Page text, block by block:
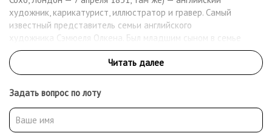
художник, карикатурист, иллюстратор и гравер. Самый
известный представитель семьи английского
художника Сэмюеля Олкена. Был младшим сыном в семье
Олкена. Два его старших брата — Джордж и Сэмюель Генри,
также были художниками. Генри Томас Олкен — плодовитый
художник, который был довольно известным в своё время в
Великобритании, где работал до конца своей жизни в 1851
году. Наиболее активный период в его творчество пришелся
на 1816—1831 год. Основная тема его живописных и
графических работ — традиционный британский спорт,
Задать вопрос по лоту